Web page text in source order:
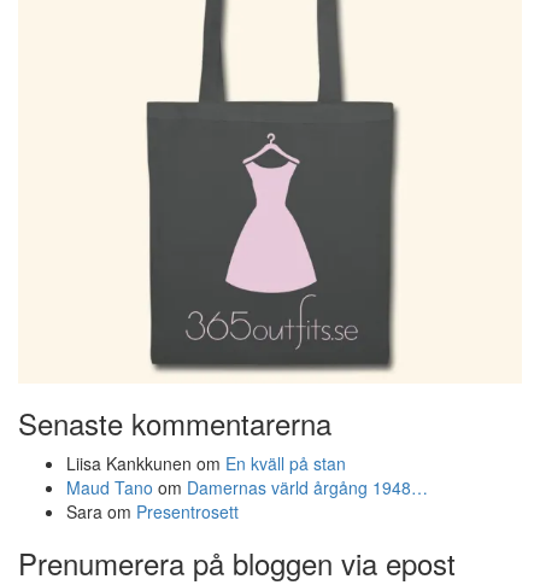
Senaste kommentarerna
Liisa Kankkunen om En kväll på stan
Maud Tano om Damernas värld årgång 1948…
Sara om Presentrosett
Prenumerera på bloggen via epost